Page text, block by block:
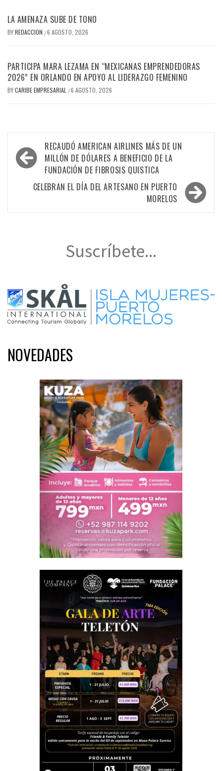
LA AMENAZA SUBE DE TONO
BYREDACCION /6 AGOSTO, 2026
PARTICIPA MARA LEZAMA EN “MEXICANAS EMPRENDEDORAS
2026” EN ORLANDO EN APOYO AL LIDERAZGO FEMENINO
BYCARIBE EMPRESARIAL /6 AGOSTO, 2026
Navegación
de
entradas
RECAUDÓ AMERICAN AIRLINES MÁS DE UN
MILLÓN DE DÓLARES A BENEFICIO DE LA
FUNDACIÓN DE FIBROSIS QUISTICA
CELEBRAN EL DÍA DEL ARTESANO EN PUERTO
MORELOS
Suscríbete...
NOVEDADES